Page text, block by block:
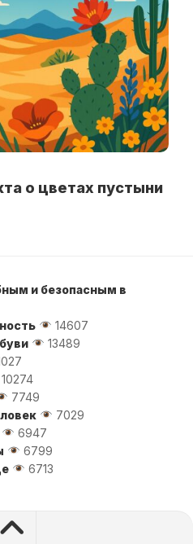
о цветах пустыни
и безопасным в
14607
13489
10274
7749
7029
6947
6799
6713